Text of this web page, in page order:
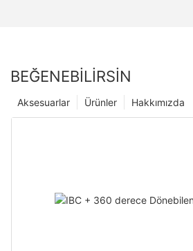
BEĞENEBILIRSIN
Hakkımızda
Ürünler
Aksesuarlar